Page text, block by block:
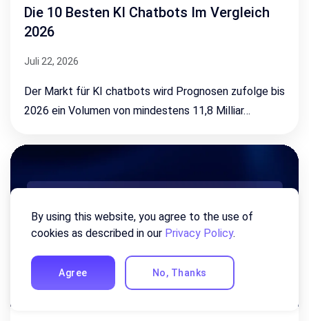
Die 10 Besten KI Chatbots Im Vergleich
2026
Juli 22, 2026
Der Markt für KI chatbots wird Prognosen zufolge bis
2026 ein Volumen von mindestens 11,8 Milliar…
By using this website, you agree to the use of
cookies as described in our Privacy Policy.
Agree No, Thanks